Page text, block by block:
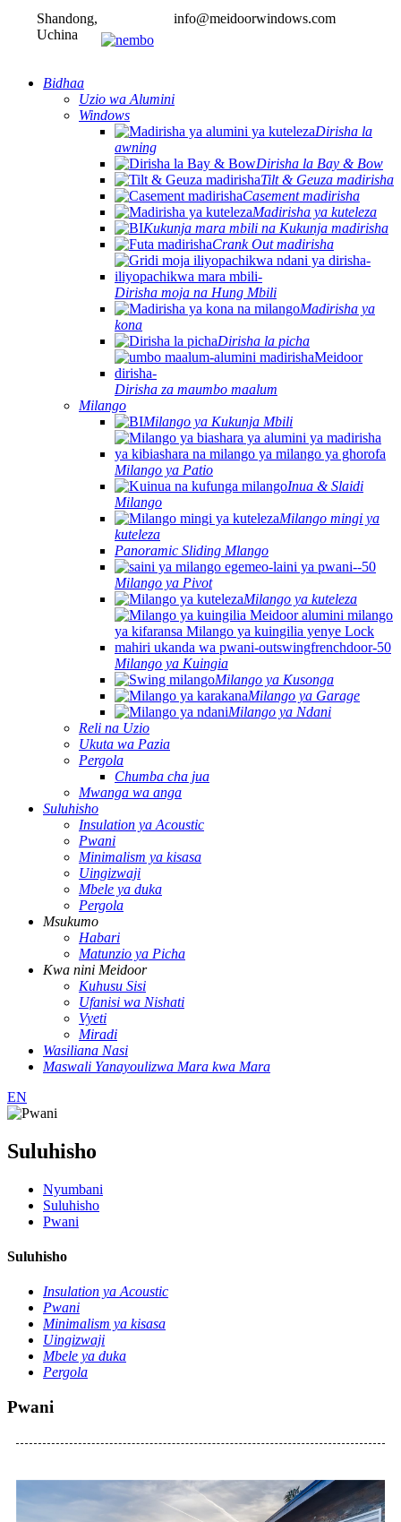
Shandong,
Uchina
info@meidoorwindows.com
Bidhaa
Uzio wa Alumini
Windows
Dirisha la
awning
Dirisha la Bay & Bow
Tilt & Geuza madirisha
Casement madirisha
Madirisha ya kuteleza
Kukunja mara mbili na Kukunja madirisha
Crank Out madirisha
Dirisha moja na Hung Mbili
Madirisha ya
kona
Dirisha la picha
Dirisha za maumbo maalum
Milango
Milango ya Kukunja Mbili
Milango ya Patio
Inua & Slaidi
Milango
Milango mingi ya
kuteleza
Panoramic Sliding Mlango
Milango ya Pivot
Milango ya kuteleza
Milango ya Kuingia
Milango ya Kusonga
Milango ya Garage
Milango ya Ndani
Reli na Uzio
Ukuta wa Pazia
Pergola
Chumba cha jua
Mwanga wa anga
Suluhisho
Insulation ya Acoustic
Pwani
Minimalism ya kisasa
Uingizwaji
Mbele ya duka
Pergola
Msukumo
Habari
Matunzio ya Picha
Kwa nini Meidoor
Kuhusu Sisi
Ufanisi wa Nishati
Vyeti
Miradi
Wasiliana Nasi
Maswali Yanayoulizwa Mara kwa Mara
EN
Suluhisho
Nyumbani
Suluhisho
Pwani
Suluhisho
Insulation ya Acoustic
Pwani
Minimalism ya kisasa
Uingizwaji
Mbele ya duka
Pergola
Pwani